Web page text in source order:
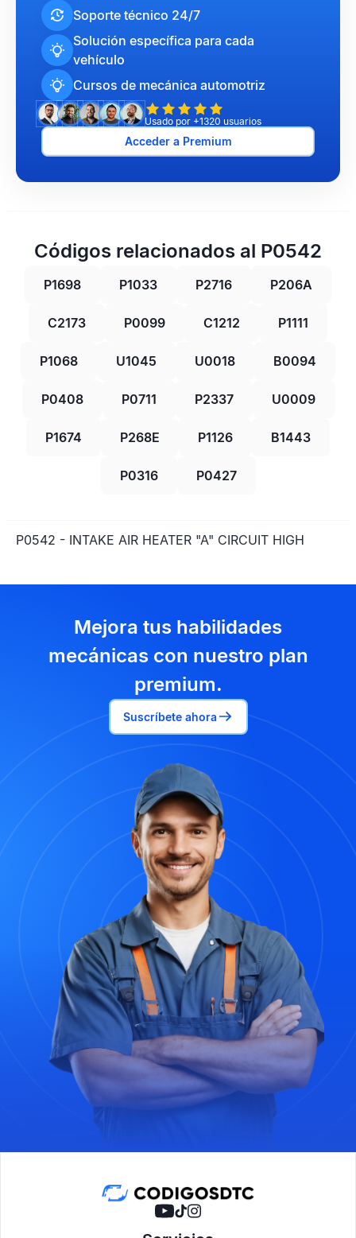
Soporte técnico 24/7
Solución específica para cada
vehículo
Cursos de mecánica automotriz
Usado por +1320 usuarios
Acceder a Premium
Códigos relacionados al P0542
P1698 P1033 P2716 P206A
C2173 P0099 C1212 P1111
P1068 U1045 U0018 B0094
P0408 P0711 P2337 U0009
P1674 P268E P1126 B1443
P0316 P0427
P0542 - INTAKE AIR HEATER "A" CIRCUIT HIGH
Mejora tus habilidades
mecánicas con nuestro plan
premium.
Suscríbete ahora